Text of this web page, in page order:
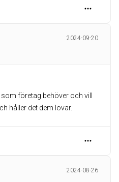
2024-09-20
företag behöver och vill
håller det dem lovar.
2024-08-26